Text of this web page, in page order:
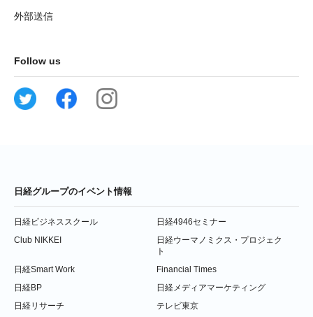
外部送信
Follow us
日経グループのイベント情報
日経ビジネススクール
日経4946セミナー
Club NIKKEI
日経ウーマノミクス・プロジェク
ト
日経Smart Work
Financial Times
日経BP
日経メディアマーケティング
日経リサーチ
テレビ東京